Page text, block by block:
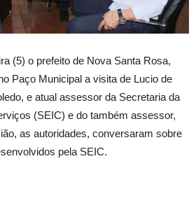
(5) o prefeito de Nova Santa Rosa,
Paço Municipal a visita de Lucio de
e atual assessor da Secretaria da
(SEIC) e do também assessor,
as autoridades, conversaram sobre
pela SEIC.